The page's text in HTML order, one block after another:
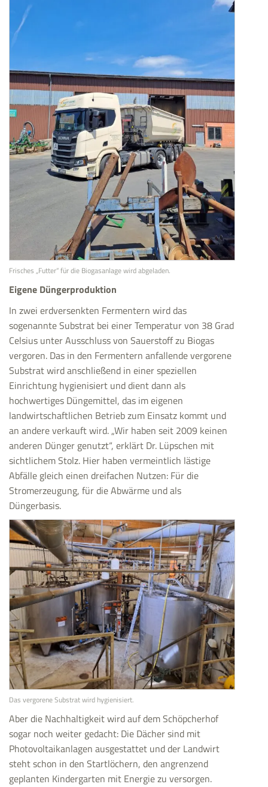
Frisches „Futter“ für die Biogasanlage wird abgeladen.
Eigene Düngerproduktion
In zwei erdversenkten Fermentern wird das
sogenannte Substrat bei einer Temperatur von 38 Grad
Celsius unter Ausschluss von Sauerstoff zu Biogas
vergoren. Das in den Fermentern anfallende vergorene
Substrat wird anschließend in einer speziellen
Einrichtung hygienisiert und dient dann als
hochwertiges Düngemittel, das im eigenen
landwirtschaftlichen Betrieb zum Einsatz kommt und
an andere verkauft wird. „Wir haben seit 2009 keinen
anderen Dünger genutzt“, erklärt Dr. Lüpschen mit
sichtlichem Stolz. Hier haben vermeintlich lästige
Abfälle gleich einen dreifachen Nutzen: Für die
Stromerzeugung, für die Abwärme und als
Düngerbasis.
Das vergorene Substrat wird hygienisiert.
Aber die Nachhaltigkeit wird auf dem Schöpcherhof
sogar noch weiter gedacht: Die Dächer sind mit
Photovoltaikanlagen ausgestattet und der Landwirt
steht schon in den Startlöchern, den angrenzend
geplanten Kindergarten mit Energie zu versorgen.